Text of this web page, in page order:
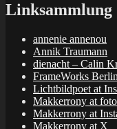
Linksammlung
annenie annenou
Annik Traumann
dienacht – Calin
FrameWorks Berlin
Lichtbildpoet at
Makkerrony at
Makkerrony at
Makkerrony at X